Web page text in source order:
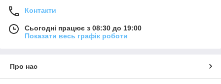
Контакти
Сьогодні працює з 08:30 до 19:00
Показати весь графік роботи
Про нас